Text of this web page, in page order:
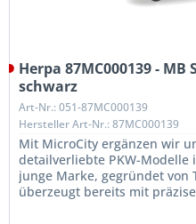
Herpa 87MC000139 - MB
schwarz
Art-Nr.: 051-87MC000139
Hersteller Art-Nr.: 87MC000139
Mit MicroCity ergänzen wir
detailverliebte PKW-Modelle
junge Marke, gegründet von
überzeugt bereits mit